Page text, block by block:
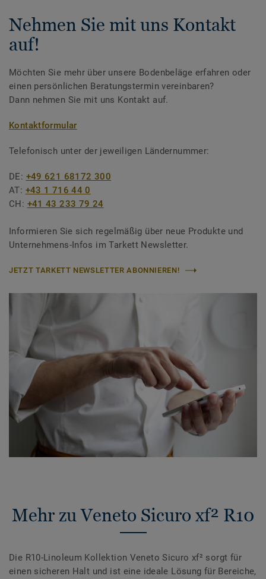
Nehmen Sie mit uns Kontakt
auf!
Möchten Sie mehr über unsere Bodenbeläge erfahren oder
einen persönlichen Beratungstermin vereinbaren?
Dann nehmen Sie mit uns Kontakt auf.
Kontaktformular
Telefonisch unter der jeweiligen Ländernummer:
DE: +49 621 68172 300
AT: +43 1 716 44 0
CH: +41 43 233 79 24
Informieren Sie sich regelmäßig über neue Produkte und
Unternehmens-Infos im Tarkett Newsletter.
JETZT TARKETT NEWSLETTER ABONNIEREN!
Mehr zu Veneto Sicuro xf² R10
Die R10-Linoleum Kollektion Veneto Sicuro xf² sorgt für
einen sicheren Halt und ist eine ideale Lösung für Bereiche,